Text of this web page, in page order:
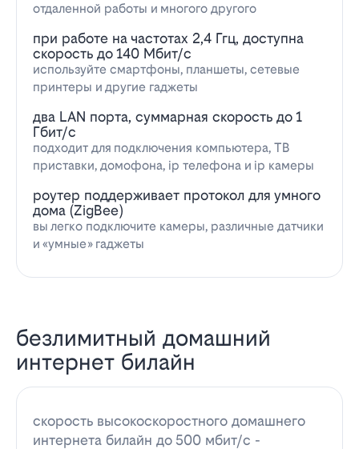
отдаленной работы и многого другого
при работе на частотах 2,4 Ггц, доступна
скорость до 140 Мбит/с
используйте смартфоны, планшеты, сетевые
принтеры и другие гаджеты
два LAN порта, суммарная скорость до 1
Гбит/с
подходит для подключения компьютера, ТВ
приставки, домофона, ip телефона и ip камеры
роутер поддерживает протокол для умного
дома (ZigBee)
вы легко подключите камеры, различные датчики
и «умные» гаджеты
безлимитный домашний
интернет билайн
скорость высокоскоростного домашнего
интернета билайн до 500 мбит/с -